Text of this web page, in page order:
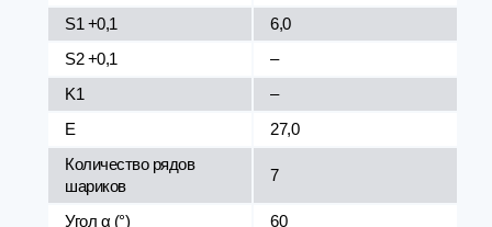
S1 +0,1
6,0
S2 +0,1
–
K1
–
E
27,0
Количество рядов
шариков
7
Угол α (°) 60